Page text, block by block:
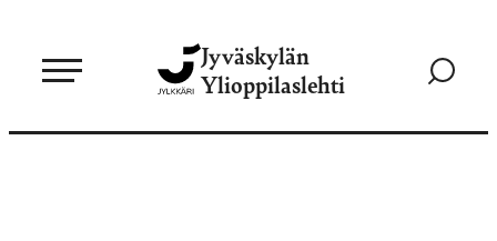
sisältöön
Jyväskylän
Ylioppilaslehti
Siirry